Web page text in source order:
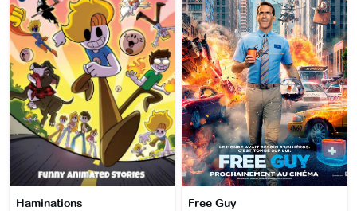
Haminations Free Guy